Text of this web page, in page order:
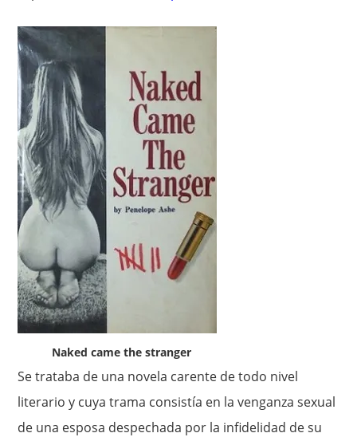
Naked came the stranger
Se trataba de una novela carente de todo nivel
literario y cuya trama consistía en la venganza sexual
de una esposa despechada por la infidelidad de su